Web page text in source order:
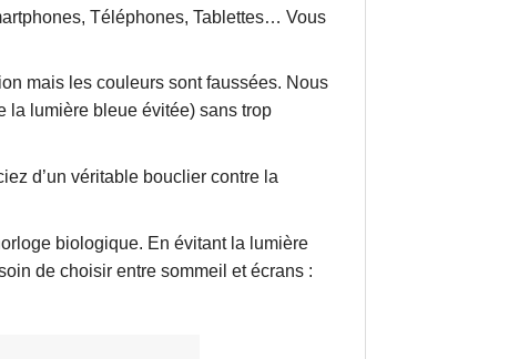
Téléphones, Tablettes… Vous
mais les couleurs sont faussées. Nous
la lumière bleue évitée) sans trop
d’un véritable bouclier contre la
biologique. En évitant la lumière
de choisir entre sommeil et écrans :